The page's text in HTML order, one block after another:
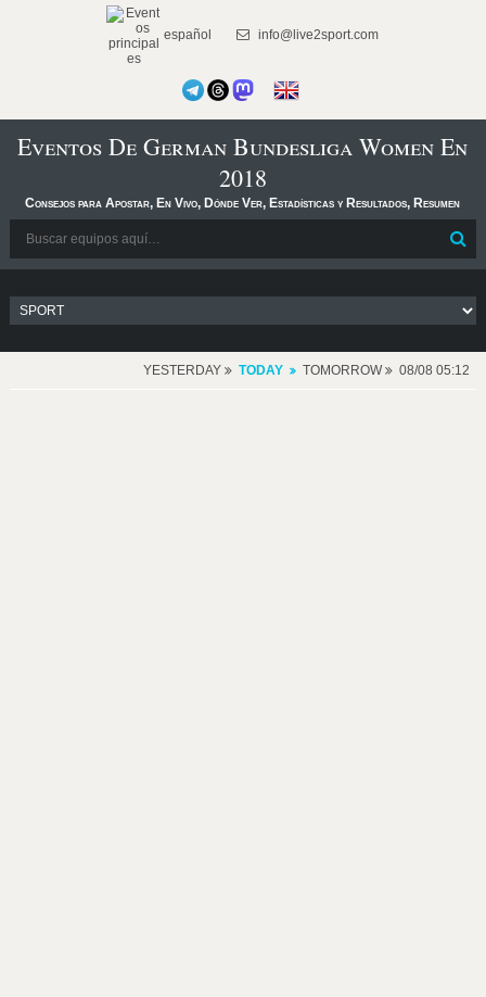
español info@live2sport.com
Eventos De German Bundesliga Women En
2018
Consejos para Apostar, En Vivo, Dónde Ver, Estadísticas y Resultados, Resumen
YESTERDAY TODAY TOMORROW 08/08 05:12